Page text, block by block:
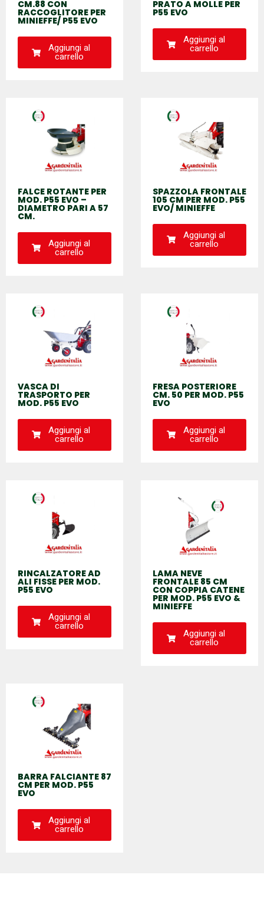
CM.88 CON
RACCOGLITORE PER
MINIEFFE/ P55 EVO
Aggiungi al
carrello
PRATO A MOLLE PER
P55 EVO
Aggiungi al
carrello
FALCE ROTANTE PER
MOD. P55 EVO –
DIAMETRO PARI A 57
CM.
Aggiungi al
carrello
SPAZZOLA FRONTALE
105 CM PER MOD. P55
EVO/ MINIEFFE
Aggiungi al
carrello
VASCA DI
TRASPORTO PER
MOD. P55 EVO
Aggiungi al
carrello
FRESA POSTERIORE
CM. 50 PER MOD. P55
EVO
Aggiungi al
carrello
RINCALZATORE AD
ALI FISSE PER MOD.
P55 EVO
Aggiungi al
carrello
LAMA NEVE
FRONTALE 85 CM
CON COPPIA CATENE
PER MOD. P55 EVO &
MINIEFFE
Aggiungi al
carrello
BARRA FALCIANTE 87
CM PER MOD. P55
EVO
Aggiungi al
carrello